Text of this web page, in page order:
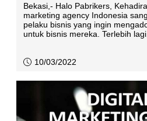
Bekasi,- Halo Pabrikers, Kehadiran layanan jasa digital
marketing agency Indonesia
pelaku bisnis yang ingin
untuk bisnis mereka. Terlebih
10/03/2022